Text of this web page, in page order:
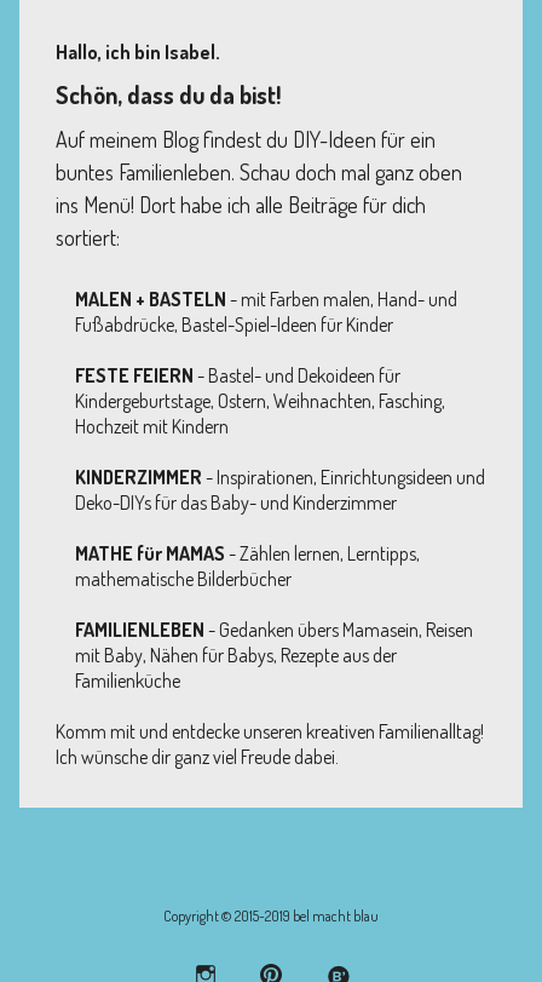
Hallo, ich bin Isabel.
Schön, dass du da bist!
Auf meinem Blog findest du DIY-Ideen für ein
buntes Familienleben. Schau doch mal ganz oben
ins Menü! Dort habe ich alle Beiträge für dich
sortiert:
MALEN + BASTELN - mit Farben malen, Hand- und
Fußabdrücke, Bastel-Spiel-Ideen für Kinder
FESTE FEIERN - Bastel- und Dekoideen für
Kindergeburtstage, Ostern, Weihnachten, Fasching,
Hochzeit mit Kindern
KINDERZIMMER - Inspirationen, Einrichtungsideen und
Deko-DIYs für das Baby- und Kinderzimmer
MATHE für MAMAS - Zählen lernen, Lerntipps,
mathematische Bilderbücher
FAMILIENLEBEN - Gedanken übers Mamasein, Reisen
mit Baby, Nähen für Babys, Rezepte aus der
Familienküche
Komm mit und entdecke unseren kreativen Familienalltag!
Ich wünsche dir ganz viel Freude dabei.
Copyright © 2015-2019 bel macht blau